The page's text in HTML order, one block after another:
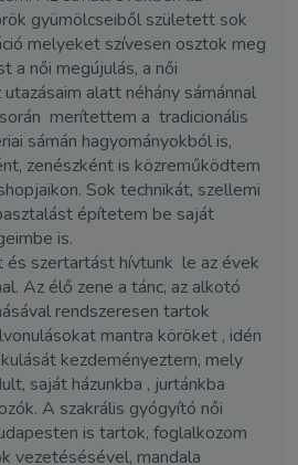
gyümölcseiből született sok
melyeket szívesen osztok meg
a női megújulás, a női
alatt néhány sámánnal
merítettem a tradicionális
sámán hagyományokból is,
zenészként is közreműködtem
Sok technikát, szellemi
építetem be saját
is.
szertartást hívtunk le az évek
Az élő zene a tánc, az alkotó
rendszeresen tartok
mantra köröket , idén
kezdeményeztem, mely
saját házunkba , jurtánkba
A szakrális gyógyító női
is tartok, foglalkozom
vezetésésével, mandala